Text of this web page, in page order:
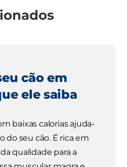
cão em
ele saiba
baixas calorias ajuda-
do seu cão. É rica em
qualidade para a